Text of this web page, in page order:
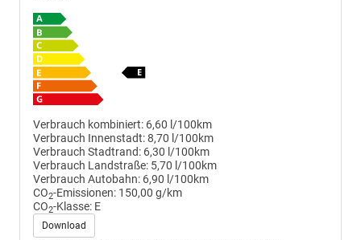
Verbrauch kombiniert: 6,60 l/100km
Verbrauch Innenstadt:8,70 l/100km
Verbrauch Stadtrand: 6,30 l/100km
Verbrauch Landstraße: 5,70 l/100km
Verbrauch Autobahn: 6,90 l/100km
CO2-Emissionen: 150,00 g/km
CO2-Klasse: E
Download